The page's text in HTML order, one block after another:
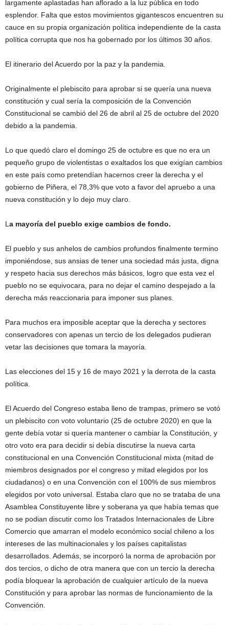
largamente aplastadas han aflorado a la luz pública en todo
esplendor. Falta que estos movimientos gigantescos encuentren su
cauce en su propia organización política independiente de la casta
política corrupta que nos ha gobernado por los últimos 30 años.
El itinerario del Acuerdo por la paz y la pandemia.
Originalmente el plebiscito para aprobar si se quería una nueva
constitución y cual sería la composición de la Convención
Constitucional se cambió del 26 de abril al 25 de octubre del 2020
debido a la pandemia.
Lo que quedó claro el domingo 25 de octubre es que no era un
pequeño grupo de violentistas o exaltados los que exigían cambios
en este país como pretendían hacernos creer la derecha y el
gobierno de Piñera, el 78,3% que voto a favor del apruebo a una
nueva constitución y lo dejo muy claro.
La mayoría del pueblo exige cambios de fondo.
El pueblo y sus anhelos de cambios profundos finalmente termino
imponiéndose, sus ansias de tener una sociedad más justa, digna
y respeto hacia sus derechos más básicos, logro que esta vez el
pueblo no se equivocara, para no dejar el camino despejado a la
derecha más reaccionaria para imponer sus planes.
Para muchos era imposible aceptar que la derecha y sectores
conservadores con apenas un tercio de los delegados pudieran
vetar las decisiones que tomara la mayoría.
Las elecciones del 15 y 16 de mayo 2021 y la derrota de la casta
política.
El Acuerdo del Congreso estaba lleno de trampas, primero se votó
un plebiscito con voto voluntario (25 de octubre 2020) en que la
gente debía votar si quería mantener o cambiar la Constitución, y
otro voto era para decidir si debía discutirse la nueva carta
constitucional en una Convención Constitucional mixta (mitad de
miembros designados por el congreso y mitad elegidos por los
ciudadanos) o en una Convención con el 100% de sus miembros
elegidos por voto universal. Estaba claro que no se trataba de una
Asamblea Constituyente libre y soberana ya que había temas que
no se podian discutir como los Tratados Internacionales de Libre
Comercio que amarran el modelo económico social chileno a los
intereses de las multinacionales y los países capitalistas
desarrollados. Además, se incorporó la norma de aprobación por
dos tercios, o dicho de otra manera que con un tercio la derecha
podía bloquear la aprobación de cualquier artículo de la nueva
Constitución y para aprobar las normas de funcionamiento de la
Convención.